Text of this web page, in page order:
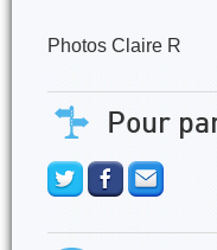
Photos Claire R
Pour